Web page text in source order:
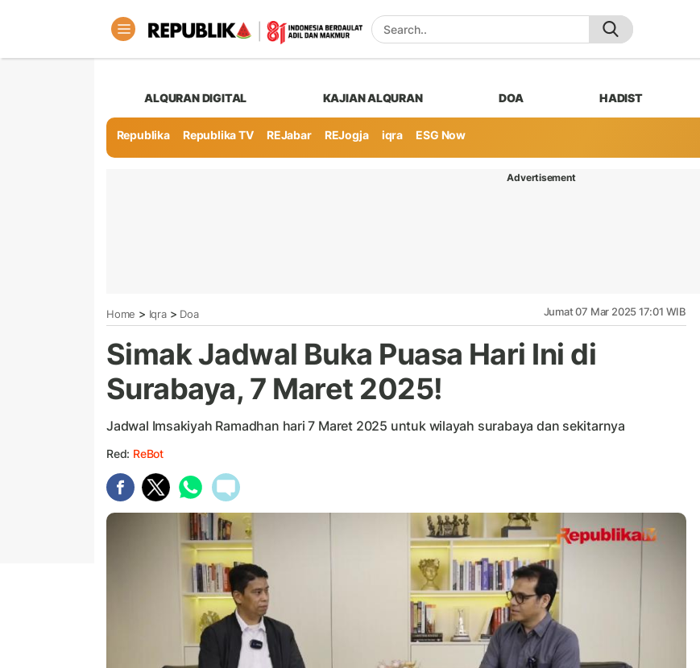
ALQURAN DIGITAL KAJIAN ALQURAN DOA HADIST
Republika Republika TV REJabar REJogja iqra ESG Now
Advertisement
Home > Iqra> Doa Jumat 07 Mar 2025 17:01 WIB
Simak Jadwal Buka Puasa Hari Ini di
Surabaya, 7 Maret 2025!
Jadwal Imsakiyah Ramadhan hari 7 Maret 2025 untuk wilayah surabaya dan sekitarnya
Red: ReBot